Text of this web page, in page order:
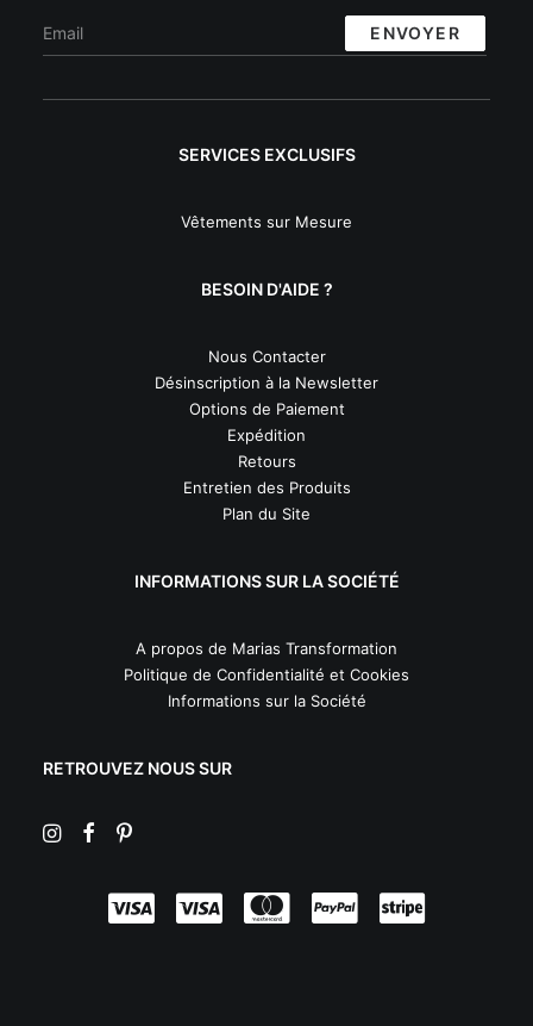
SERVICES EXCLUSIFS
Vêtements sur Mesure
BESOIN D'AIDE ?
Nous Contacter
Désinscription à la Newsletter
Options de Paiement
Expédition
Retours
Entretien des Produits
Plan du Site
INFORMATIONS SUR LA SOCIÉTÉ
A propos de Marias Transformation
Politique de Confidentialité et Cookies
Informations sur la Société
RETROUVEZ NOUS SUR